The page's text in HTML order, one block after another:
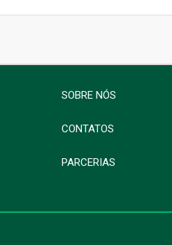
SOBRE NÓS
CONTATOS
PARCERIAS